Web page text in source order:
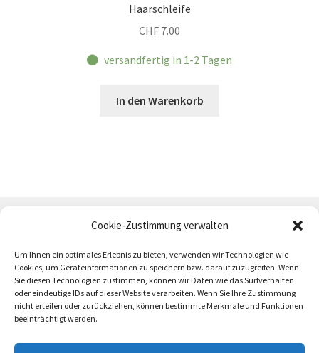
Cookie-Zustimmung verwalten
Um Ihnen ein optimales Erlebnis zu bieten, verwenden wir Technologien wie
Cookies, um Geräteinformationen zu speichern bzw. darauf zuzugreifen. Wenn
Sie diesen Technologien zustimmen, können wir Daten wie das Surfverhalten
oder eindeutige IDs auf dieser Website verarbeiten. Wenn Sie Ihre Zustimmung
nicht erteilen oder zurückziehen, können bestimmte Merkmale und Funktionen
beeinträchtigt werden.
Haarschleife
CHF 7.00
versandfertig in 1-2 Tagen
In den Warenkorb
AGB Zahlung und Versand Impressum